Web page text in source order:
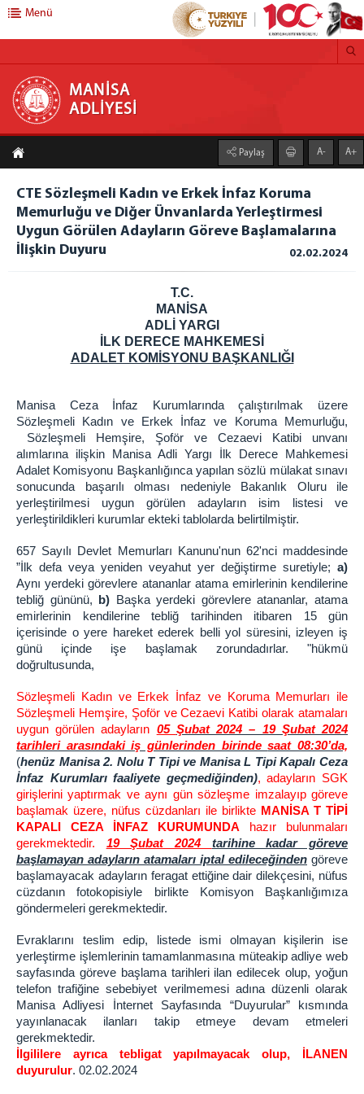
MANİSA ADLİYESİ
ADLİYE
Mülhakat Adliye
İcra Müdürlüğü Hesap Numaraları
BAŞSAVCILIK
Cumhuriyet Başsavcıvekilleri
Adalet Komisyonu Başkanlığı
Hakimler
Faaliyet Raporları
Bilirkişi Listeleri
BİLGİ İŞLEM Ş.
Bilgi İşlem Şefliği
UYAP Açılış Linkleri
Giriş UYAP
Portal UYAP
Intranet UYAP
VPN Kullanma Talimatı
Kurumsal E-Posta
ŞİFRE İŞLEMLERİ
Portal Şifresi Alma (UYAP Şifresi)
Bilgisayar Açılış Şifresi Alma
Haberci Şifresi Alma
Mail Şifresi Alma
E-İmza Yeni Şifre Alma & Kilit Çözme
E-İmza Şifresini Değiştirme
E-İmza Kayıp Çalıntı Süreci
E-İmza Geçerlilik Kontrolü
E-İmza Başvuru Yapma
E-Onay İşlemleri
DİĞ. BİRİMLER
Cezaevleri
E-Tipi Kapalı Ceza İnfaz Kurumu
E-Tipi Açık Ceza İnfaz Kurumu
T-Tipi Kapalı Ceza İnfaz Kurumu
Menü
MANİSA
ADLİYESİ
Paylaş A- A+
CTE Sözleşmeli Kadın ve Erkek İnfaz Koruma
Memurluğu ve Diğer Ünvanlarda Yerleştirmesi
Uygun Görülen Adayların Göreve Başlamalarına
İlişkin Duyuru
02.02.2024
T.C.
MANİSA
ADLİ YARGI
İLK DERECE MAHKEMESİ
ADALET KOMİSYONU BAŞKANLIĞI
Manisa Ceza İnfaz Kurumlarında çalıştırılmak üzere
Sözleşmeli Kadın ve Erkek İnfaz ve Koruma Memurluğu,
Sözleşmeli Hemşire, Şoför ve Cezaevi Katibi unvanı
alımlarına ilişkin Manisa Adli Yargı İlk Derece Mahkemesi
Adalet Komisyonu Başkanlığınca yapılan sözlü mülakat sınavı
sonucunda başarılı olması nedeniyle Bakanlık Oluru ile
yerleştirilmesi uygun görülen adayların isim listesi ve
yerleştirildikleri kurumlar ekteki tablolarda belirtilmiştir.
657 Sayılı Devlet Memurları Kanunu'nun 62'nci maddesinde
”İlk defa veya yeniden veyahut yer değiştirme suretiyle; a)
Aynı yerdeki görevlere atananlar atama emirlerinin kendilerine
tebliğ gününü,
b) Başka yerdeki görevlere atananlar, atama
emirlerinin kendilerine tebliğ tarihinden itibaren 15 gün
içerisinde o yere hareket ederek belli yol süresini, izleyen iş
günü içinde işe başlamak zorundadırlar. "hükmü
doğrultusunda,
Sözleşmeli Kadın ve Erkek İnfaz ve Koruma Memurları ile
Sözleşmeli Hemşire, Şoför ve Cezaevi Katibi olarak atamaları
uygun görülen adayların 05 Şubat 2024 – 19 Şubat 2024
tarihleri arasındaki iş günlerinden birindesaat 08:30’da,
(henüz Manisa 2. Nolu T Tipi ve Manisa L Tipi Kapalı Ceza
İnfaz Kurumları faaliyete geçmediğinden), adayların SGK
girişlerini yaptırmak ve aynı gün sözleşme imzalayıp göreve
başlamak üzere, nüfus cüzdanları ile birlikte MANİSA T TİPİ
KAPALI CEZA İNFAZ KURUMUNDA hazır bulunmaları
gerekmektedir. 19 Şubat 2024 tarihine kadar göreve
başlamayan adayların atamaları iptal edileceğinden göreve
başlamayacak adayların feragat ettiğine dair dilekçesini, nüfus
cüzdanın fotokopisiyle birlikte Komisyon Başkanlığımıza
göndermeleri gerekmektedir.
Evraklarını teslim edip, listede ismi olmayan kişilerin ise
yerleştirme işlemlerinin tamamlanmasına müteakip adliye web
sayfasında göreve başlama tarihleri ilan edilecek olup, yoğun
telefon trafiğine sebebiyet verilmemesi adına düzenli olarak
Manisa Adliyesi İnternet Sayfasında “Duyurular” kısmında
yayınlanacak ilanları takip etmeye devam etmeleri
gerekmektedir.
İlgililere ayrıca tebligat yapılmayacak olup, İLANEN
duyurulur. 02.02.2024